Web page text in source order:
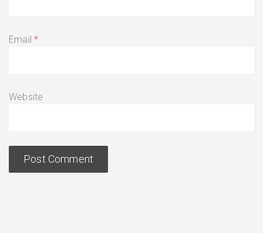
Email
Website